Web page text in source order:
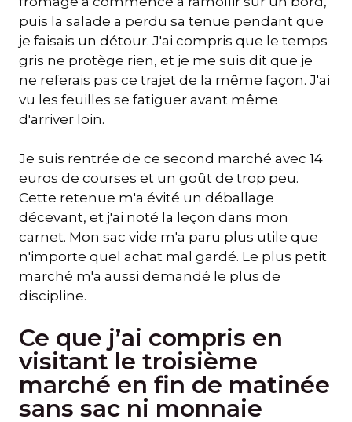
puis la salade a perdu sa tenue pendant que
je faisais un détour. J'ai compris que le temps
gris ne protège rien, et je me suis dit que je
ne referais pas ce trajet de la même façon. J'ai
vu les feuilles se fatiguer avant même
d'arriver loin.
Je suis rentrée de ce second marché avec 14
euros de courses et un goût de trop peu.
Cette retenue m'a évité un déballage
décevant, et j'ai noté la leçon dans mon
carnet. Mon sac vide m'a paru plus utile que
n'importe quel achat mal gardé. Le plus petit
marché m'a aussi demandé le plus de
discipline.
Ce que j’ai compris en
visitant le troisième
marché en fin de matinée
sans sac ni monnaie